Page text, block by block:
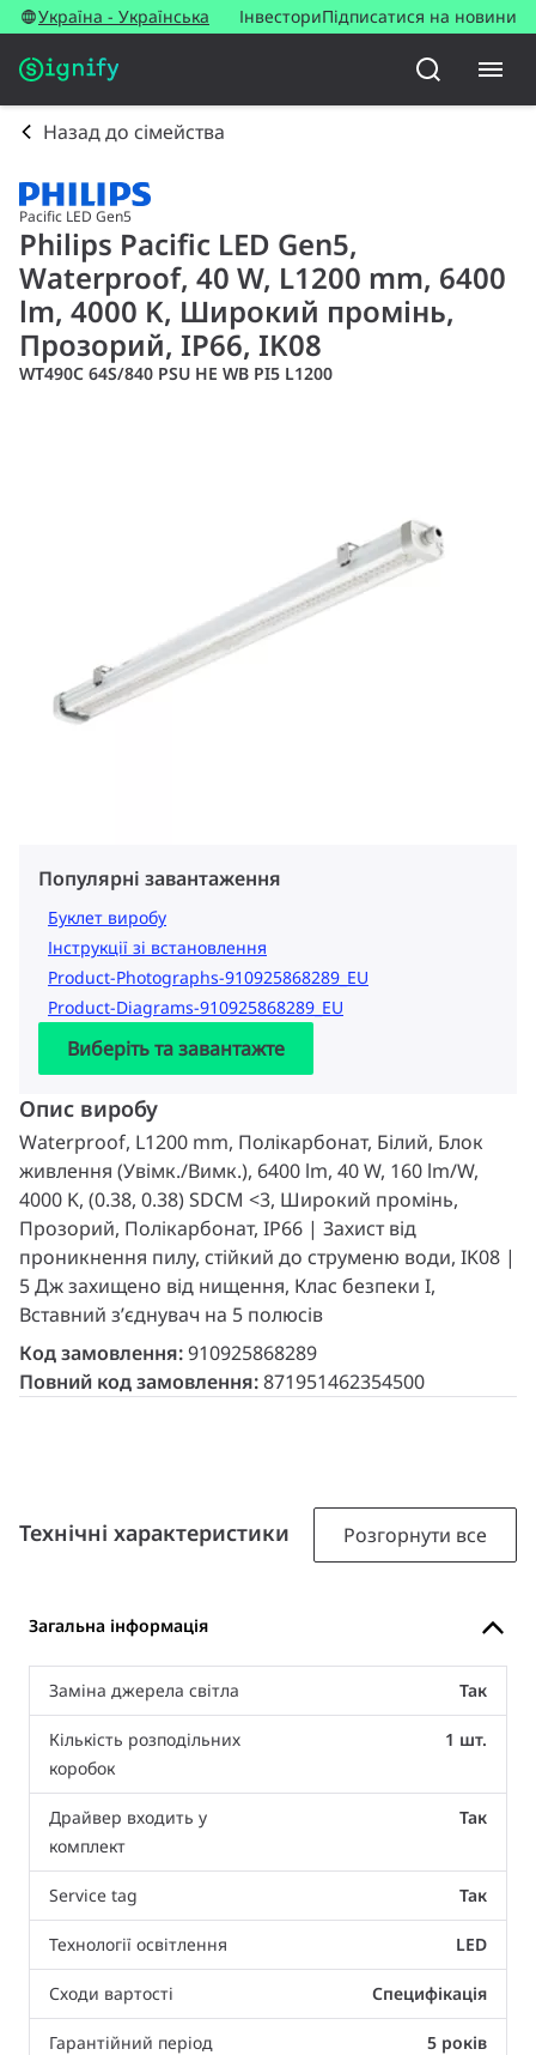
Україна - Українська ІнвесториПідписатися на новини
Назад до сімейства
Pacific LED Gen5
Philips Pacific LED Gen5,
Waterproof, 40 W, L1200 mm, 6400
lm, 4000 K, Широкий промінь,
Прозорий, IP66, IK08
WT490C 64S/840 PSU HE WB PI5 L1200
Популярні завантаження
Буклет виробу
Інструкції зі встановлення
Product-Photographs-910925868289_EU
Product-Diagrams-910925868289_EU
Виберіть та завантажте
Опис виробу
Waterproof, L1200 mm, Полікарбонат, Білий, Блок
живлення (Увімк./Вимк.), 6400 lm, 40 W, 160 lm/W,
4000 K, (0.38, 0.38) SDCM <3, Широкий промінь,
Прозорий, Полікарбонат, IP66 | Захист від
проникнення пилу, стійкий до струменю води, IK08 |
5 Дж захищено від нищення, Клас безпеки I,
Вставний з’єднувач на 5 полюсів
Код замовлення:910925868289
Повний код замовлення:871951462354500
Технічні характеристики Розгорнути все
Загальна інформація
Заміна джерела світла Так
Кількість розподільних
коробок
1 шт.
Драйвер входить у
комплект
Так
Service tag Так
Технології освітлення LED
Сходи вартості Специфікація
Гарантійний період 5 років